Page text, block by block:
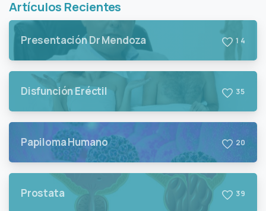
Artículos Recientes
Presentación Dr Mendoza 1 4
Disfunción Eréctil 35
Papiloma Humano 20
Prostata 39